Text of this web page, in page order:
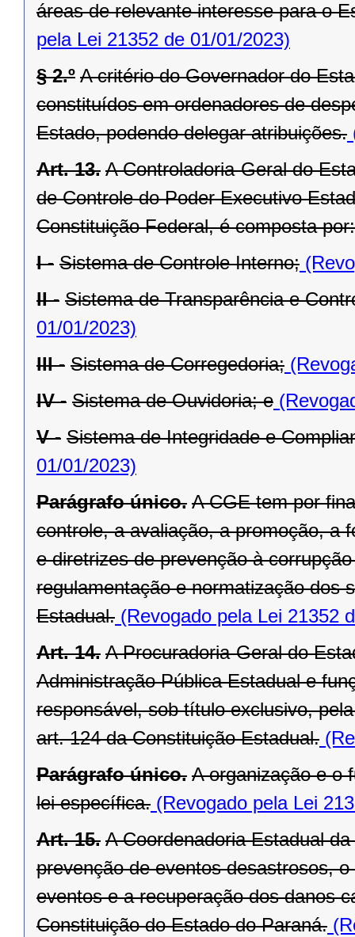
áreas de relevante interesse para o
pela Lei 21352 de 01/01/2023)
§ 2.º A critério do Governador do
constituídos em ordenadores de
Estado, podendo delegar atribuições.
Art. 13. A Controladoria-Geral do
de Controle do Poder Executivo
Constituição Federal, é composta por:
I - Sistema de Controle Interno;
II - Sistema de Transparência e
01/01/2023)
III - Sistema de Corregedoria;
IV - Sistema de Ouvidoria; e
V - Sistema de Integridade e
01/01/2023)
Parágrafo único. A CGE tem por
controle, a avaliação, a promoção, a
e diretrizes de prevenção à
regulamentação e normatização dos
Estadual. (Revogado pela Lei 21352
Art. 14. A Procuradoria-Geral do
Administração Pública Estadual e
responsável, sob título exclusivo,
art. 124 da Constituição Estadual.
Parágrafo único. A organização e o
lei específica. (Revogado pela Lei
Art. 15. A Coordenadoria Estadual
prevenção de eventos desastrosos,
eventos e a recuperação dos danos
Constituição do Estado do Paraná.